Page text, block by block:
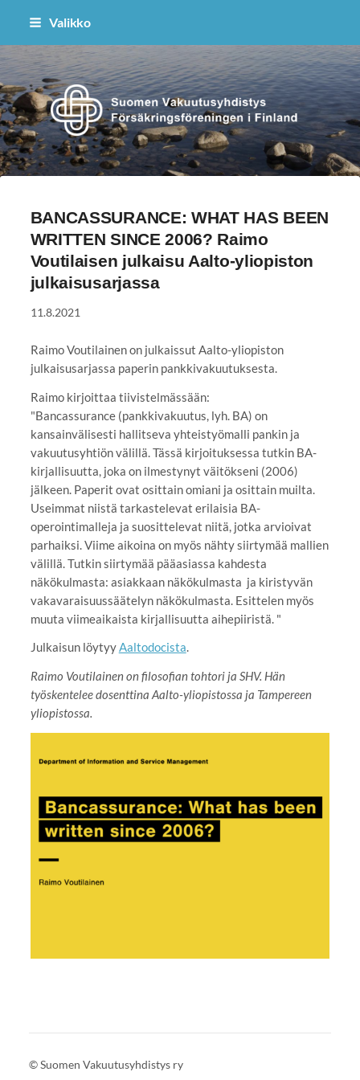
Siirry
sisältöön
Valikko
Suomen Vakuutusyhdistys ry
BANCASSURANCE: WHAT HAS BEEN
WRITTEN SINCE 2006? Raimo
Voutilaisen julkaisu Aalto-yliopiston
julkaisusarjassa
11.8.2021
Raimo Voutilainen on julkaissut Aalto-yliopiston
julkaisusarjassa paperin pankkivakuutuksesta.
Raimo kirjoittaa tiivistelmässään:
"Bancassurance (pankkivakuutus, lyh. BA) on
kansainvälisesti hallitseva yhteistyömalli pankin ja
vakuutusyhtiön välillä. Tässä kirjoituksessa tutkin BA-
kirjallisuutta, joka on ilmestynyt väitökseni (2006)
jälkeen. Paperit ovat osittain omiani ja osittain muilta.
Useimmat niistä tarkastelevat erilaisia BA-
operointimalleja ja suosittelevat niitä, jotka arvioivat
parhaiksi. Viime aikoina on myös nähty siirtymää mallien
välillä. Tutkin siirtymää pääasiassa kahdesta
näkökulmasta: asiakkaan näkökulmasta ja kiristyvän
vakavaraisuussäätelyn näkökulmasta. Esittelen myös
muuta viimeaikaista kirjallisuutta aihepiiristä. "
Julkaisun löytyyAaltodocista.
Raimo Voutilainen on filosofian tohtori ja SHV. Hän
työskentelee dosenttina Aalto-yliopistossa ja Tampereen
yliopistossa.
©Suomen Vakuutusyhdistys ry